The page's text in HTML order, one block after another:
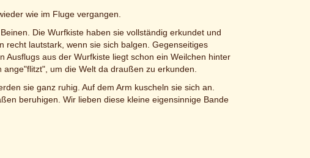
wie im Fluge vergangen.
Die Wurfkiste haben sie vollständig erkundet und
recht lautstark, wenn sie sich balgen. Gegenseitiges
aus der Wurfkiste liegt schon ein Weilchen hinter
um die Welt da draußen zu erkunden.
sie ganz ruhig. Auf dem Arm kuscheln sie sich an.
beruhigen. Wir lieben diese kleine eigensinnige Bande